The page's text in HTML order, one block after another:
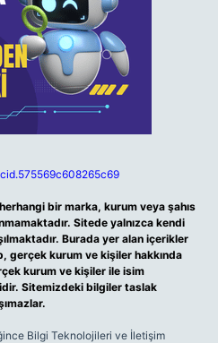
bir marka, kurum veya şahıs
Sitede yalnızca kendi
Burada yer alan içerikler
gerçek kurum ve kişiler hakkında
kurum ve kişiler ile isim
Sitemizdeki bilgiler taslak
Bilgi Teknolojileri ve İletişim